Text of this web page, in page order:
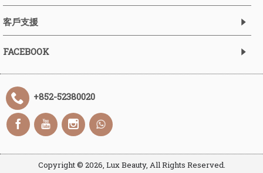
客戶支援
FACEBOOK
+852-52380020
Copyright © 2026, Lux Beauty, All Rights Reserved.